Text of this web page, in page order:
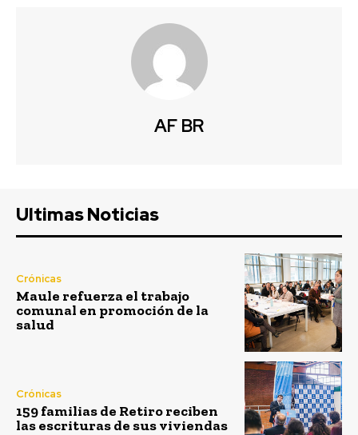
AF BR
Ultimas Noticias
Crónicas
Maule refuerza el trabajo
comunal en promoción de la
salud
Crónicas
159 familias de Retiro reciben
las escrituras de sus viviendas